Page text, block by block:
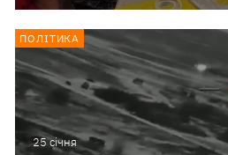
25 сiчня
ПОЛІТИКА